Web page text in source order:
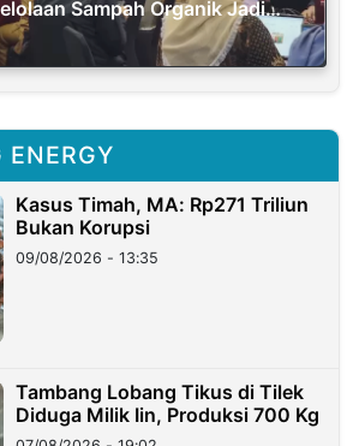
Sampah Organik Jadi
Kasus Timah, MA: Rp271 Triliun
Bukan Korupsi
09/08/2026 - 13:35
Tambang Lobang Tikus di Tilek
Diduga Milik Iin, Produksi 700 Kg